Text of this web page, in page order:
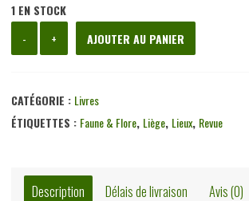
1 EN STOCK
-
de
fagnes
n°1,
Amis
+ AJOUTER AU PANIER
CATÉGORIE : Livres
ÉTIQUETTES : Faune & Flore, Liège, Lieux, Revue
Description Délais de livraison Avis (0)